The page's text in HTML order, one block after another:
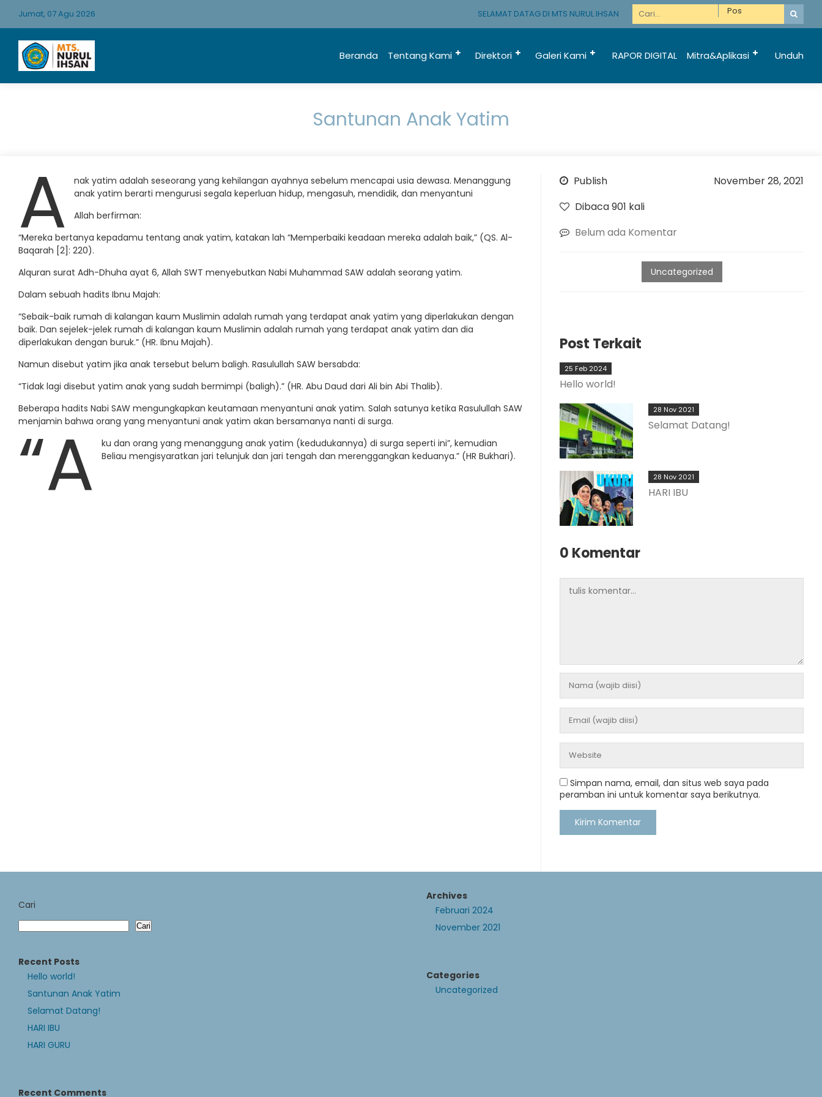
Jumat, 07 Agu 2026 SELAMAT DATAG DI MTS NURUL IHSAN TEMPEH LUMAJANG
Beranda Tentang Kami Direktori Galeri Kami RAPOR DIGITAL Mitra&Aplikasi Unduh
Santunan Anak Yatim
A
nak yatim adalah seseorang yang kehilangan ayahnya sebelum mencapai usia dewasa. Menanggung
anak yatim berarti mengurusi segala keperluan hidup, mengasuh, mendidik, dan menyantuni
Allah berfirman:
“Mereka bertanya kepadamu tentang anak yatim, katakan lah “Memperbaiki keadaan mereka adalah baik,” (QS. Al-
Baqarah [2]: 220).
Alquran surat Adh-Dhuha ayat 6, Allah SWT menyebutkan Nabi Muhammad SAW adalah seorang yatim.
Dalam sebuah hadits Ibnu Majah:
“Sebaik-baik rumah di kalangan kaum Muslimin adalah rumah yang terdapat anak yatim yang diperlakukan dengan
baik. Dan sejelek-jelek rumah di kalangan kaum Muslimin adalah rumah yang terdapat anak yatim dan dia
diperlakukan dengan buruk.” (HR. Ibnu Majah).
Namun disebut yatim jika anak tersebut belum baligh. Rasulullah SAW bersabda:
“Tidak lagi disebut yatim anak yang sudah bermimpi (baligh).” (HR. Abu Daud dari Ali bin Abi Thalib).
Beberapa hadits Nabi SAW mengungkapkan keutamaan menyantuni anak yatim. Salah satunya ketika Rasulullah SAW
menjamin bahwa orang yang menyantuni anak yatim akan bersamanya nanti di surga.
“A
ku dan orang yang menanggung anak yatim (kedudukannya) di surga seperti ini”, kemudian
Beliau mengisyaratkan jari telunjuk dan jari tengah dan merenggangkan keduanya.” (HR Bukhari).
Publish
November 28, 2021
Dibaca 901 kali
Belum ada Komentar
Uncategorized
Post Terkait
25 Feb 2024
Hello world!
28 Nov 2021
Selamat Datang!
28 Nov 2021
HARI IBU
0 Komentar
Simpan nama, email, dan situs web saya pada
peramban ini untuk komentar saya berikutnya.
Cari
Cari
Recent Posts
Hello world!
Santunan Anak Yatim
Selamat Datang!
HARI IBU
HARI GURU
Recent Comments
Archives
Februari 2024
November 2021
Categories
Uncategorized